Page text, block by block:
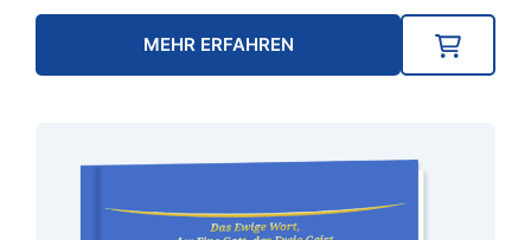
MEHR ERFAHREN